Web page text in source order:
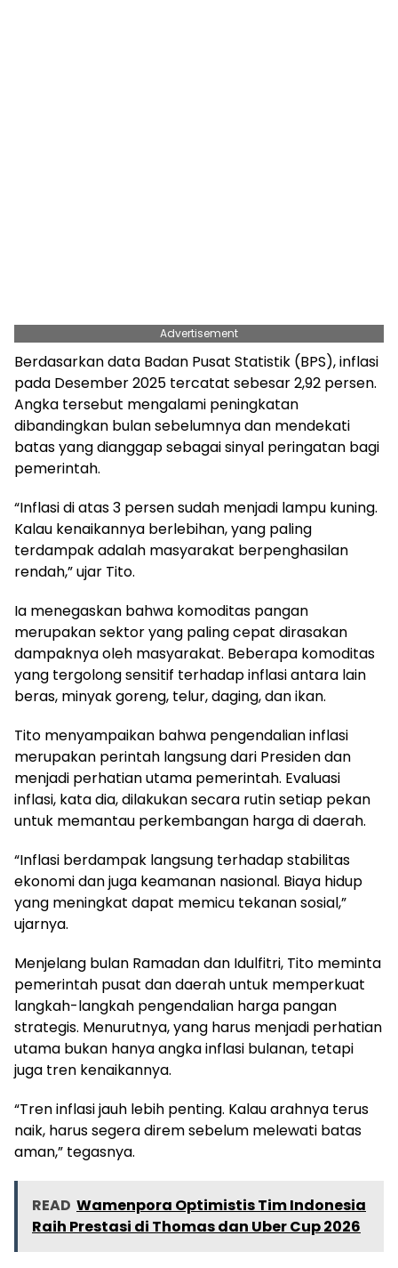
Advertisement
Berdasarkan data Badan Pusat Statistik (BPS), inflasi
pada Desember 2025 tercatat sebesar 2,92 persen.
Angka tersebut mengalami peningkatan
dibandingkan bulan sebelumnya dan mendekati
batas yang dianggap sebagai sinyal peringatan bagi
pemerintah.
“Inflasi di atas 3 persen sudah menjadi lampu kuning.
Kalau kenaikannya berlebihan, yang paling
terdampak adalah masyarakat berpenghasilan
rendah,” ujar Tito.
Ia menegaskan bahwa komoditas pangan
merupakan sektor yang paling cepat dirasakan
dampaknya oleh masyarakat. Beberapa komoditas
yang tergolong sensitif terhadap inflasi antara lain
beras, minyak goreng, telur, daging, dan ikan.
Tito menyampaikan bahwa pengendalian inflasi
merupakan perintah langsung dari Presiden dan
menjadi perhatian utama pemerintah. Evaluasi
inflasi, kata dia, dilakukan secara rutin setiap pekan
untuk memantau perkembangan harga di daerah.
“Inflasi berdampak langsung terhadap stabilitas
ekonomi dan juga keamanan nasional. Biaya hidup
yang meningkat dapat memicu tekanan sosial,”
ujarnya.
Menjelang bulan Ramadan dan Idulfitri, Tito meminta
pemerintah pusat dan daerah untuk memperkuat
langkah-langkah pengendalian harga pangan
strategis. Menurutnya, yang harus menjadi perhatian
utama bukan hanya angka inflasi bulanan, tetapi
juga tren kenaikannya.
“Tren inflasi jauh lebih penting. Kalau arahnya terus
naik, harus segera direm sebelum melewati batas
aman,” tegasnya.
READ Wamenpora Optimistis Tim Indonesia
Raih Prestasi di Thomas dan Uber Cup 2026